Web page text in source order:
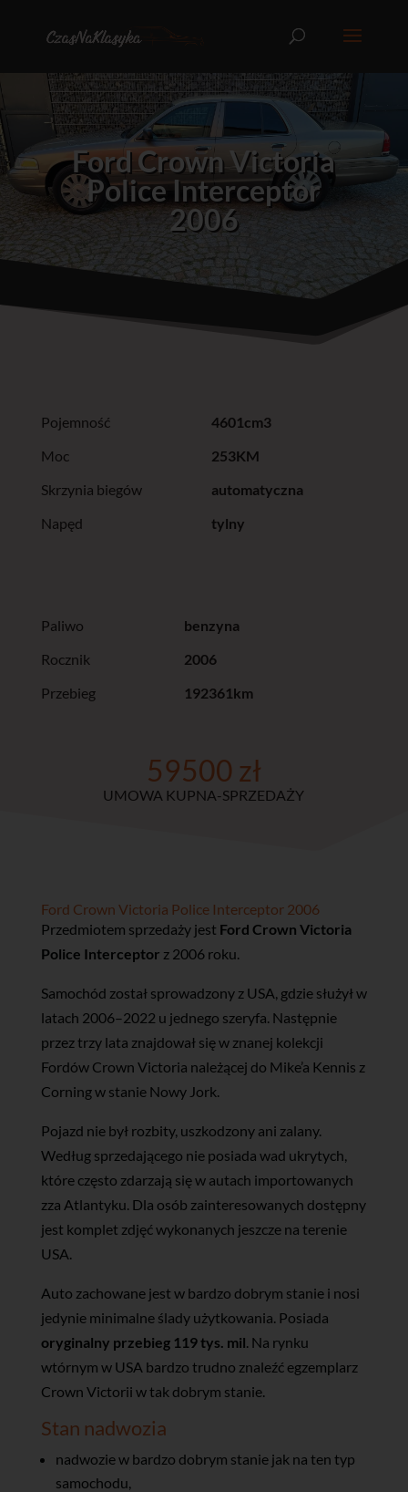
Ford Crown Victoria
Police Interceptor
2006
Pojemność
4601cm3
Moc
253KM
Skrzynia biegów
automatyczna
Napęd
tylny
Paliwo
benzyna
Rocznik
2006
Przebieg
192361km
59500 zł
UMOWA KUPNA-SPRZEDAŻY
Ford Crown Victoria Police Interceptor 2006
Przedmiotem sprzedaży jest Ford Crown Victoria
Police Interceptor z 2006 roku.
Samochód został sprowadzony z USA, gdzie służył w
latach 2006–2022 u jednego szeryfa. Następnie
przez trzy lata znajdował się w znanej kolekcji
Fordów Crown Victoria należącej do Mike’a Kennis z
Corning w stanie Nowy Jork.
Pojazd nie był rozbity, uszkodzony ani zalany.
Według sprzedającego nie posiada wad ukrytych,
które często zdarzają się w autach importowanych
zza Atlantyku. Dla osób zainteresowanych dostępny
jest komplet zdjęć wykonanych jeszcze na terenie
USA.
Auto zachowane jest w bardzo dobrym stanie i nosi
jedynie minimalne ślady użytkowania. Posiada
oryginalny przebieg 119 tys. mil . Na rynku
wtórnym w USA bardzo trudno znaleźć egzemplarz
Crown Victorii w tak dobrym stanie.
Stan nadwozia
nadwozie w bardzo dobrym stanie jak na ten typ
samochodu,